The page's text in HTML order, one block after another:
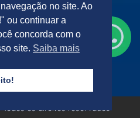
no site. Ao
ou continuar a
concorda com o
site. Saiba mais